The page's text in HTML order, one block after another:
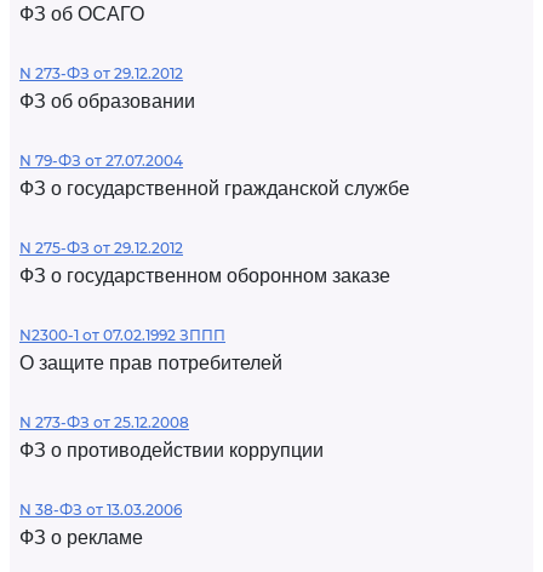
ФЗ об ОСАГО
N 273-ФЗ от 29.12.2012
ФЗ об образовании
N 79-ФЗ от 27.07.2004
ФЗ о государственной гражданской службе
N 275-ФЗ от 29.12.2012
ФЗ о государственном оборонном заказе
N2300-1 от 07.02.1992 ЗППП
О защите прав потребителей
N 273-ФЗ от 25.12.2008
ФЗ о противодействии коррупции
N 38-ФЗ от 13.03.2006
ФЗ о рекламе